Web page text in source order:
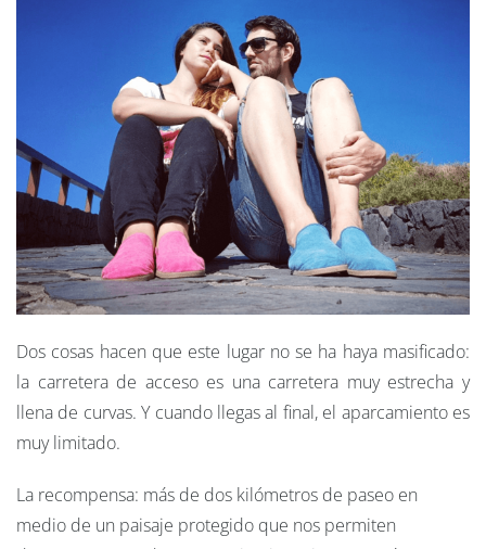
Dos cosas hacen que este lugar no se ha haya masificado:
la carretera de acceso es una carretera muy estrecha y
llena de curvas. Y cuando llegas al final, el aparcamiento es
muy limitado.
La recompensa: más de dos kilómetros de paseo en
medio de un paisaje protegido que nos permiten